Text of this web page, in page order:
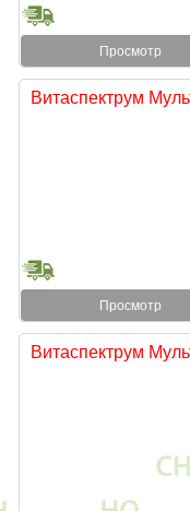
Просмотр
Витаспектрум
Просмотр
Витаспектрум